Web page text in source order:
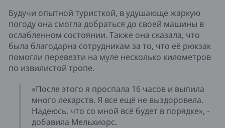
Будучи опытной туристкой, в удушающе жаркую
погоду она смогла добраться до своей машины в
ослабленном состоянии. Также она сказала, что
была благодарна сотрудникам за то, что её рюкзак
помогли перевезти на муле несколько километров
по извилистой тропе.
«После этого я проспала 16 часов и выпила
много лекарств. Я все ещё не выздоровела.
Надеюсь, что со мной всё будет в порядке», -
добавила Мельхиорс.